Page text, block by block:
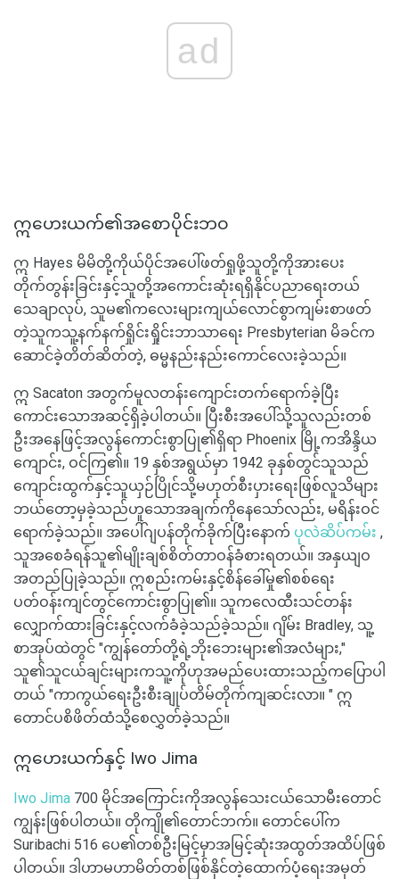
ad
ဣဟေးယက်၏အစောပိုင်းဘဝ
ဣ Hayes မိမိတို့ကိုယ်ပိုင်အပေါ်ဖတ်ရှုဖို့သူတို့ကိုအားပေး
တိုက်တွန်းခြင်းနှင့်သူတို့အကောင်းဆုံးရရှိနိုင်ပညာရေးတယ်
သေချာလုပ်, သူမ၏ကလေးများကျယ်လောင်စွာကျမ်းစာဖတ်
တဲ့သူကသူ့နက်နက်ရှိုင်းရှိုင်းဘာသာရေး Presbyterian မိခင်က
ဆောင်ခဲ့တိတ်ဆိတ်တဲ့, ဓမ္မနည်းနည်းကောင်လေးခဲ့သည်။
ဣ Sacaton အတွက်မူလတန်းကျောင်းတက်ရောက်ခဲ့ပြီး
ကောင်းသောအဆင့်ရှိခဲ့ပါတယ်။ ပြီးစီးအပေါ်သို့သူလည်းတစ်
ဦးအနေဖြင့်အလွန်ကောင်းစွာပြု၏ရှိရာ Phoenix မြို့ကအိန္ဒိယ
ကျောင်း, ဝင်ကြ၏။ 19 နှစ်အရွယ်မှာ 1942 ခုနှစ်တွင်သူသည်
ကျောင်းထွက်နှင့်သူယှဉ်ပြိုင်သို့မဟုတ်စီးပှားရေးဖြစ်လူသိများ
ဘယ်တော့မှခဲ့သည်ဟူသောအချက်ကိုနေသော်လည်း, မရိန်းဝင်
ရောက်ခဲ့သည်။ အပေါ်ဂျပန်တိုက်ခိုက်ပြီးနောက် ပုလဲဆိပ်ကမ်း ,
သူအစေခံရန်သူ၏မျိုးချစ်စိတ်တာဝန်ခံစားရတယ်။ အနှယျဝ
အတည်ပြုခဲ့သည်။ ဣစည်းကမ်းနှင့်စိန်ခေါ်မှု၏စစ်ရေး
ပတ်ဝန်းကျင်တွင်ကောင်းစွာပြု၏။ သူကလေထီးသင်တန်း
လျှောက်ထားခြင်းနှင့်လက်ခံခဲ့သည်ခဲ့သည်။ ဂျိမ်း Bradley, သူ့
စာအုပ်ထဲတွင် "ကျွန်တော်တို့ရဲ့ဘိုးဘေးများ၏အလံများ,"
သူ၏သူငယ်ချင်းများကသူ့ကိုဟုအမည်ပေးထားသည့်ကပြောပါ
တယ် "ကာကွယ်ရေးဦးစီးချုပ်တိမ်တိုက်ကျဆင်းလာ။ " ဣ
တောင်ပစိဖိတ်ထံသို့စေလွှတ်ခဲ့သည်။
ဣဟေးယက်နှင့် Iwo Jima
Iwo Jima 700 မိုင်အကြောင်းကိုအလွန်သေးငယ်သောမီးတောင်
ကျွန်းဖြစ်ပါတယ်။ တိုကျို၏တောင်ဘက်။ တောင်ပေါ်က
Suribachi 516 ပေ၏တစ်ဦးမြင့်မှာအမြင့်ဆုံးအထွတ်အထိပ်ဖြစ်
ပါတယ်။ ဒါဟာမဟာမိတ်တစ်ဖြစ်နိုင်တဲ့ထောက်ပံ့ရေးအမှတ်